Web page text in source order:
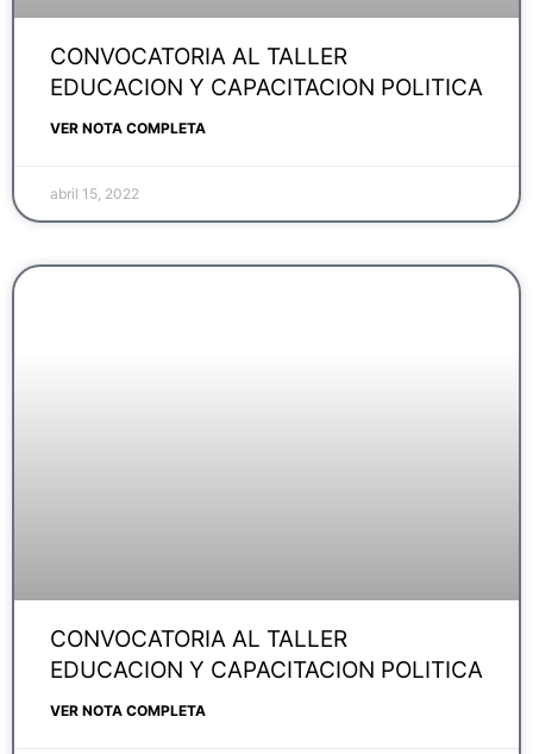
CONVOCATORIA AL TALLER
EDUCACION Y CAPACITACION POLITICA
VER NOTA COMPLETA
abril 15, 2022
CONVOCATORIA AL TALLER
EDUCACION Y CAPACITACION POLITICA
VER NOTA COMPLETA